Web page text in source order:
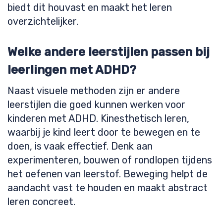
biedt dit houvast en maakt het leren
overzichtelijker.
Welke andere leerstijlen passen bij
leerlingen met ADHD?
Naast visuele methoden zijn er andere
leerstijlen die goed kunnen werken voor
kinderen met ADHD. Kinesthetisch leren,
waarbij je kind leert door te bewegen en te
doen, is vaak effectief. Denk aan
experimenteren, bouwen of rondlopen tijdens
het oefenen van leerstof. Beweging helpt de
aandacht vast te houden en maakt abstract
leren concreet.